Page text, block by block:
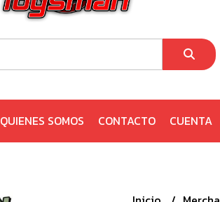
QUIENES SOMOS CONTACTO CUENTA